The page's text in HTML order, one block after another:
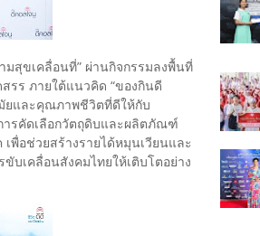
สุขเคลื่อนที่” ผ่านกิจกรรมลงพื้นที่
รร ภายใต้แนวคิด “ของกินดี
ยและคุณภาพชีวิตที่ดีให้กับ
ารคัดเลือกวัตถุดิบและผลิตภัณฑ์
พื่อช่วยสร้างรายได้หมุนเวียนและ
บเคลื่อนสังคมไทยให้เติบโตอย่าง